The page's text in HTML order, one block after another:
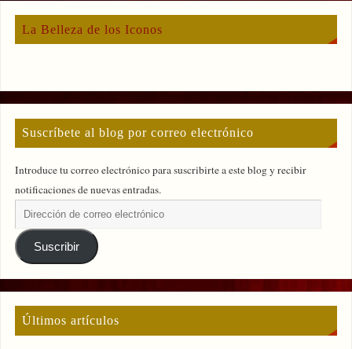
La Belleza de los Iconos
Suscríbete al blog por correo electrónico
Introduce tu correo electrónico para suscribirte a este blog y recibir
notificaciones de nuevas entradas.
Suscribir
Últimos artículos